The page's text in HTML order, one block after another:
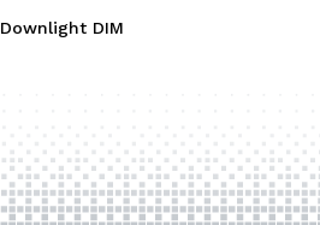
Downlight DIM